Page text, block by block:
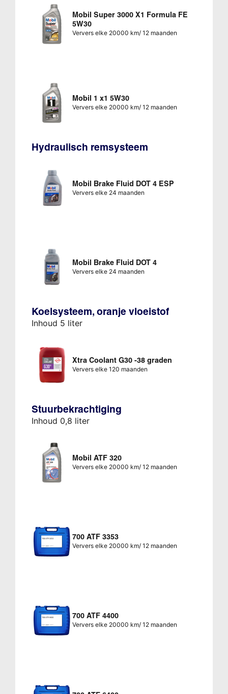
Mobil Super 3000 X1 Formula FE
5W30
Ververs elke 20000 km/ 12 maanden
Mobil 1 x1 5W30
Ververs elke 20000 km/ 12 maanden
Hydraulisch remsysteem
Mobil Brake Fluid DOT 4 ESP
Ververs elke 24 maanden
Mobil Brake Fluid DOT 4
Ververs elke 24 maanden
Koelsysteem, oranje vloeistof
Inhoud 5 liter
Xtra Coolant G30 -38 graden
Ververs elke 120 maanden
Stuurbekrachtiging
Inhoud 0,8 liter
Mobil ATF 320
Ververs elke 20000 km/ 12 maanden
700 ATF 3353
Ververs elke 20000 km/ 12 maanden
700 ATF 4400
Ververs elke 20000 km/ 12 maanden